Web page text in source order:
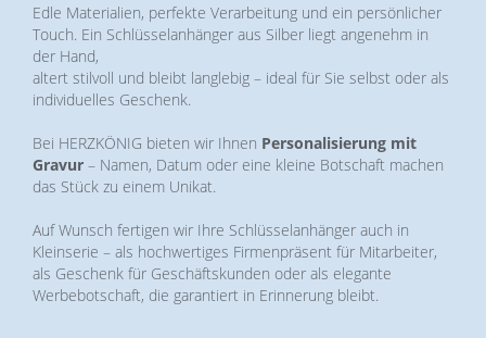
Edle Materialien, perfekte Verarbeitung und ein persönlicher
Touch. Ein Schlüsselanhänger aus Silber liegt angenehm in
der Hand,
altert stilvoll und bleibt langlebig – ideal für Sie selbst oder als
individuelles Geschenk.
Bei HERZKÖNIG bieten wir Ihnen Personalisierung mit
Gravur – Namen, Datum oder eine kleine Botschaft machen
das Stück zu einem Unikat.
Auf Wunsch fertigen wir Ihre Schlüsselanhänger auch in
Kleinserie – als hochwertiges Firmenpräsent für Mitarbeiter,
als Geschenk für Geschäftskunden oder als elegante
Werbebotschaft, die garantiert in Erinnerung bleibt.